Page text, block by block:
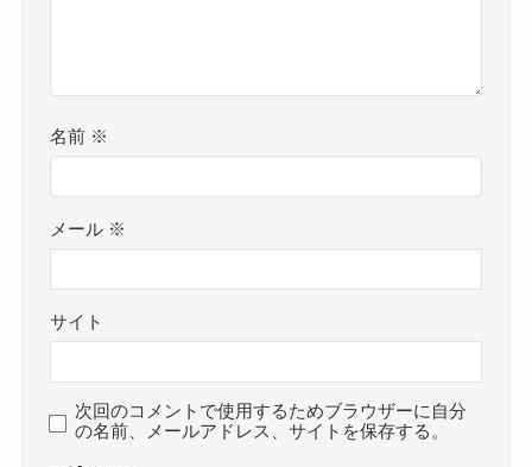
名前 ※
メール ※
サイト
次回のコメントで使用するためブラウザーに自分
の名前、メールアドレス、サイトを保存する。